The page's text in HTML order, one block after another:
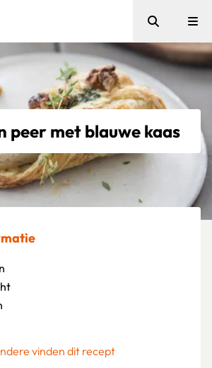
Zoeken
peer met blauwe kaas
vinden dit recept